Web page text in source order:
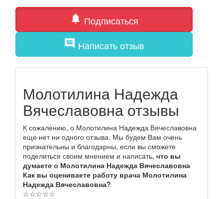
notifications Подписаться
comment Написать отзыв
Молотилина Надежда
Вячеславовна отзывы
К сожалению, о Молотилина Надежда Вячеславовна
еще нет ни одного отзыва. Мы будем Вам очень
признательны и благодарны, если вы сможете
поделиться своим мнением и написать, что вы
думаете о Молотилина Надежда Вячеславовна
Как вы оцениваете работу врача Молотилина
Надежда Вячеславовна?
☆☆☆☆☆